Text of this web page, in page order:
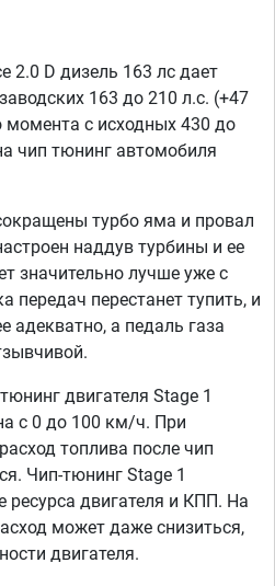
2.0 D дизель 163 лс дает
163 до 210 л.с. (+47
момента с исходных 430 до
чип тюнинг автомобиля
турбо яма и провал
наддув турбины и ее
значительно лучше уже с
передач перестанет тупить, и
адекватно, а педаль газа
двигателя Stage 1
с 0 до 100 км/ч. При
топлива после чип
Чип-тюнинг Stage 1
ресурса двигателя и КПП. На
может даже снизиться,
двигателя.